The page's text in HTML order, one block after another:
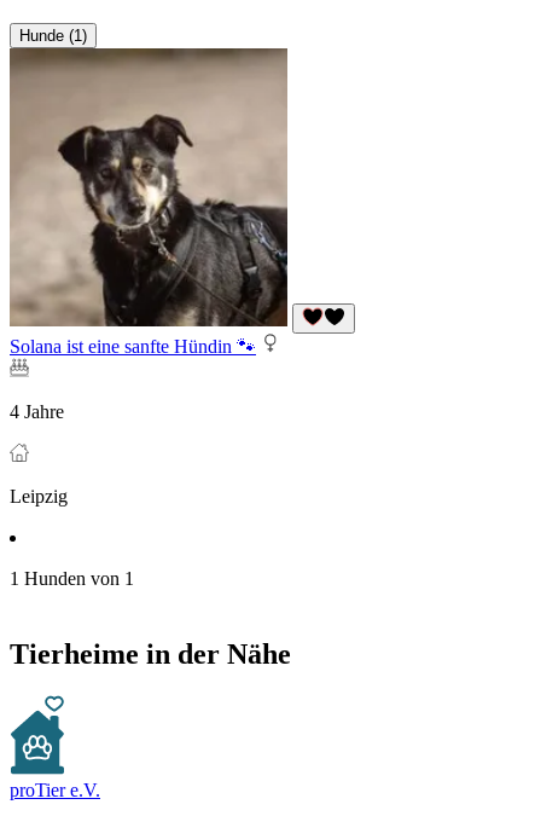
Hunde (1)
Solana ist eine sanfte Hündin 🐾
4 Jahre
Leipzig
1 Hunden von 1
Tierheime in der Nähe
proTier e.V.